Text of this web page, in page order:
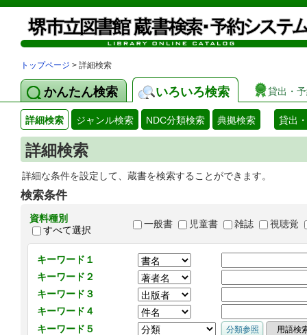
トップページ > 詳細検索
かんたん検索 いろいろ検索 貸出・
詳細検索 ジャンル検索 NDC分類検索 典拠検索 貸出
詳細検索
詳細な条件を設定して、蔵書を検索することができます。
検索条件
資料種別
すべて選択
一般書 児童書 雑誌 視聴覚
キーワード１
キーワード２
キーワード３
キーワード４
キーワード５